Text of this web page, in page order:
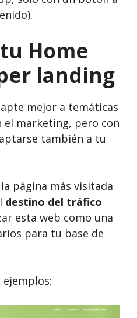
Home
landing
mejor a temáticas
el marketing, pero con
también a tu
página más visitada
destino del tráfico
esta web como una
para tu base de